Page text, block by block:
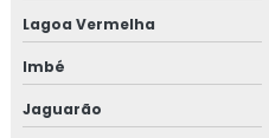
Fogão moderno
Fogareiro de acampamento
Fogareiro duplo ferro fundido
Lagoa Vermelha
Imbé
Jaguarão